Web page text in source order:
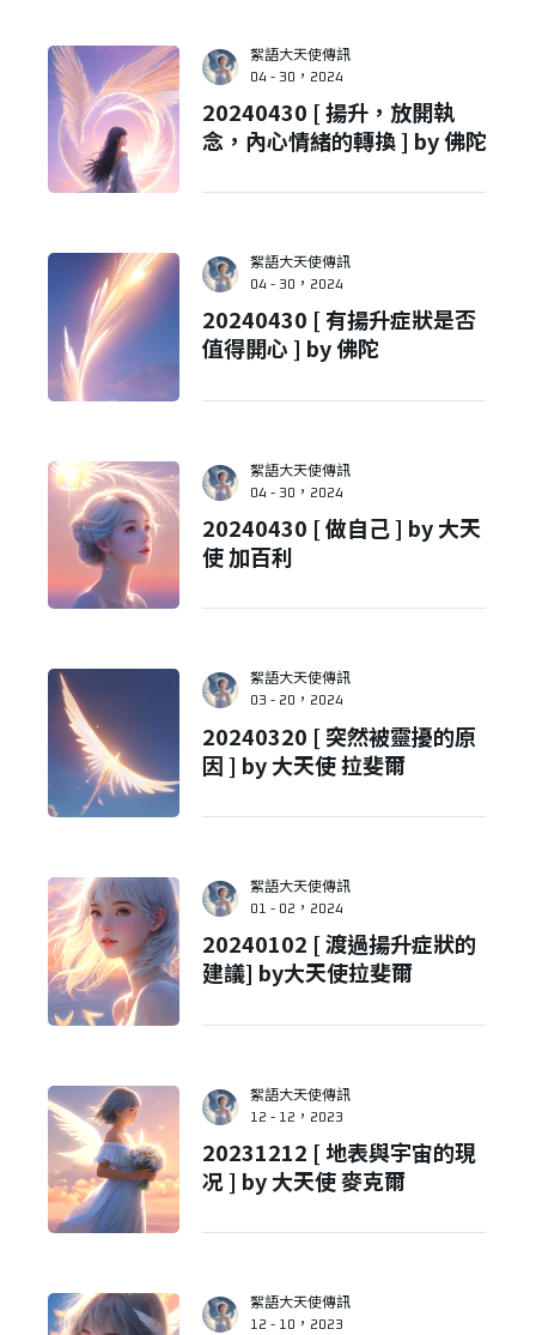
絮語大天使傳訊
04 - 30，2024
20240430 [ 揚升，放開執
念，內心情緒的轉換 ] by 佛陀
絮語大天使傳訊
04 - 30，2024
20240430 [ 有揚升症狀是否
值得開心 ] by 佛陀
絮語大天使傳訊
04 - 30，2024
20240430 [ 做自己 ] by 大天
使 加百利
絮語大天使傳訊
03 - 20，2024
20240320 [ 突然被靈擾的原
因 ] by 大天使 拉斐爾
絮語大天使傳訊
01 - 02，2024
20240102 [ 渡過揚升症狀的
建議] by大天使拉斐爾
絮語大天使傳訊
12 - 12，2023
20231212 [ 地表與宇宙的現
况 ] by 大天使 麥克爾
絮語大天使傳訊
12 - 10，2023